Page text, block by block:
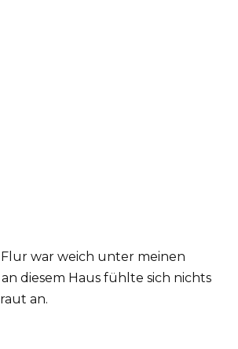
Flur war weich unter meinen
diesem Haus fühlte sich nichts
an.